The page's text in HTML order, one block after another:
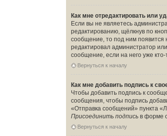
Как мне отредактировать или
Если вы не являетесь
редактированию, щёлкнув по
сообщение, то под ним появится
редактировал администратор
сообщение, если на него уже кто-
Вернуться к началу
Как мне добавить подпись к
Чтобы добавить подпись к
сообщения, чтобы подпись
«Отправка сообщений» пункта
Присоединить подпись в форме
Вернуться к началу